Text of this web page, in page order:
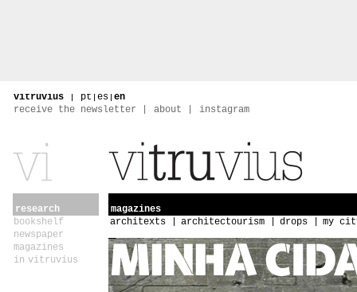
vitruvius | pt | es | en
receive the newsletter
about instagram
research
bookshelf
newspaper
magazines
in vitruvius
magazines
architexts
architectourism drops my